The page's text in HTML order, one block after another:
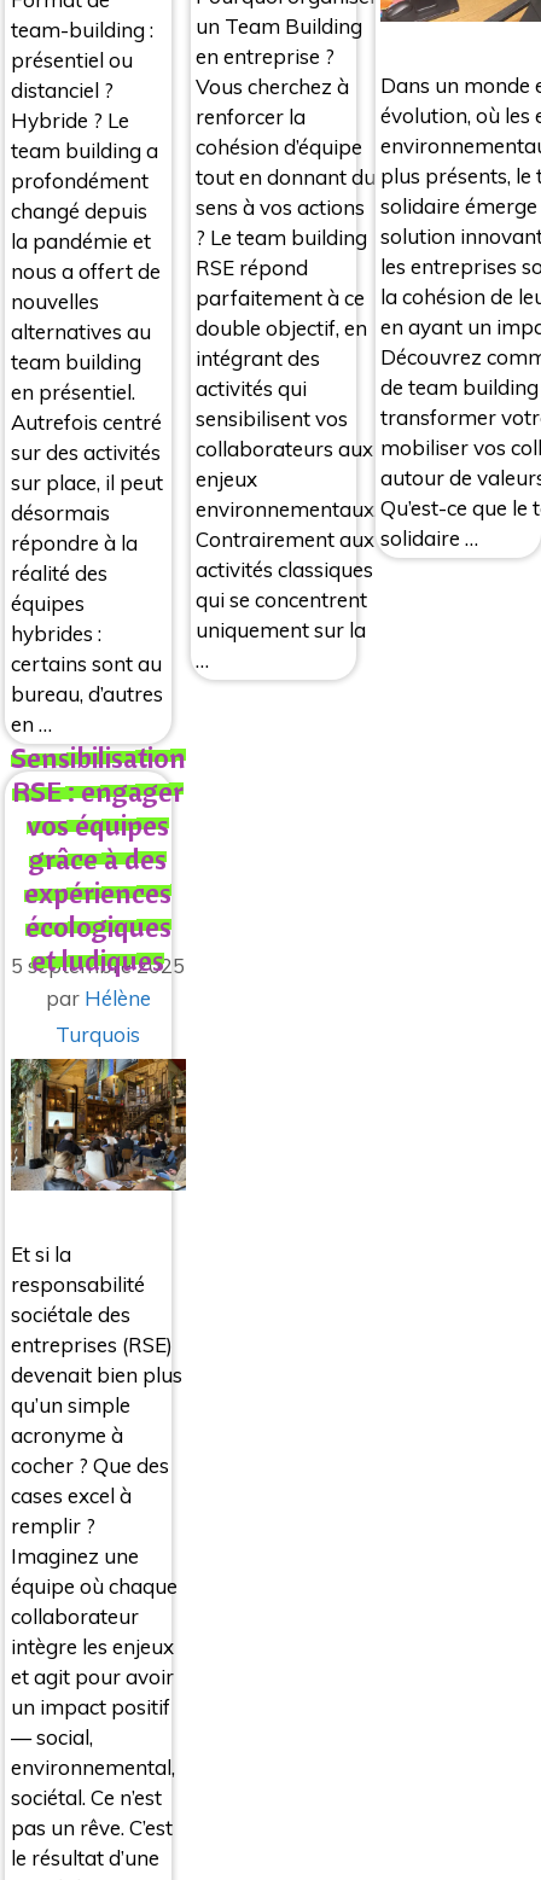
team-building :
présentiel ou
distanciel ?
Hybride ? Le
team building a
profondément
changé depuis
la pandémie et
nous a offert de
nouvelles
alternatives au
team building
en présentiel.
Autrefois centré
sur des activités
sur place, il peut
désormais
répondre à la
réalité des
équipes
hybrides :
certains sont au
bureau, d’autres
en …
un Team Building
en entreprise ?
Vous cherchez à
renforcer la
cohésion d’équipe
tout en donnant du
sens à vos actions
? Le team building
RSE répond
parfaitement à ce
double objectif, en
intégrant des
activités qui
sensibilisent vos
collaborateurs aux
enjeux
environnementaux.
Contrairement aux
activités classiques
qui se concentrent
uniquement sur la
…
Dans un monde
évolution, où les
plus présents,
solidaire
solution
les entreprises
la cohésion de
en ayant un
Découvrez
de team
transformer
mobiliser vos
autour de
Qu’est-ce que
solidaire …
Sensibilisation
RSE : engager
vos équipes
grâce à des
expériences
écologiques
et ludiques
5 septembre 2025
par Hélène
Turquois
Et si la
responsabilité
sociétale des
entreprises (RSE)
devenait bien plus
qu’un simple
acronyme à
cocher ? Que des
cases excel à
remplir ?
Imaginez une
équipe où chaque
collaborateur
intègre les enjeux
et agit pour avoir
un impact positif
— social,
environnemental,
sociétal. Ce n’est
pas un rêve. C’est
le résultat d’une